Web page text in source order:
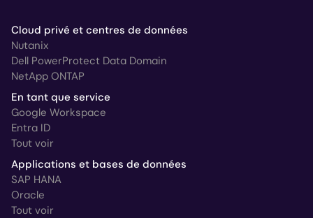
Cloud privé et centres de données
Nutanix
Dell PowerProtect Data Domain
NetApp ONTAP
En tant que service
Google Workspace
Entra ID
Tout voir
Applications et bases de données
SAP HANA
Oracle
Tout voir